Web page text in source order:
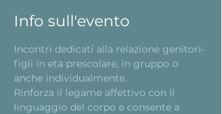
Info sull'evento
Incontri dedicati alla relazione genitori-
figli in età prescolare, in gruppo o
anche individualmente.
Rinforza il legame affettivo con il
linguaggio del corpo e consente a